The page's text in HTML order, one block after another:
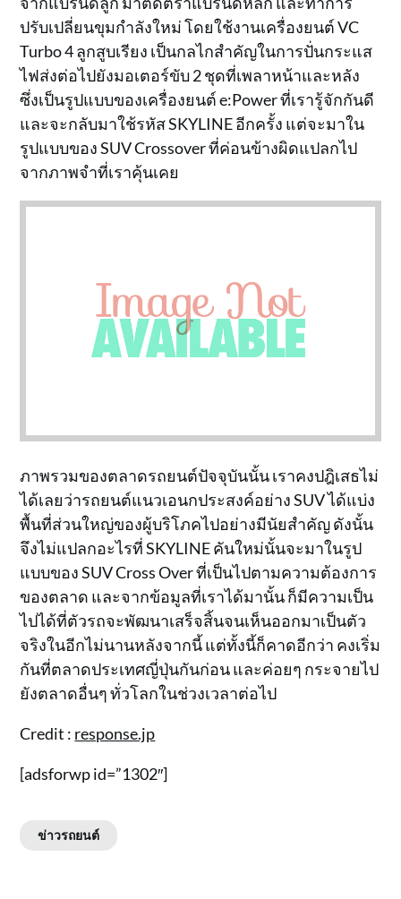
ปรับเปลี่ยนขุมกำลังใหม่ โดยใช้งานเครื่องยนต์ VC
Turbo 4 ลูกสูบเรียง เป็นกลไกสำคัญในการปั่นกระแส
ไฟส่งต่อไปยังมอเตอร์ขับ 2 ชุดที่เพลาหน้าและหลัง
ซึ่งเป็นรูปแบบของเครื่องยนต์ e:Power ที่เรารู้จักกันดี
และจะกลับมาใช้รหัส SKYLINE อีกครั้ง แต่จะมาใน
รูปแบบของ SUV Crossover ที่ค่อนข้างผิดแปลกไป
จากภาพจำที่เราคุ้นเคย
ภาพรวมของตลาดรถยนต์ปัจจุบันนั้น เราคงปฎิเสธไม่
ได้เลยว่ารถยนต์แนวเอนกประสงค์อย่าง SUV ได้แบ่ง
พื้นที่ส่วนใหญ่ของผู้บริโภคไปอย่างมีนัยสำคัญ ดังนั้น
จึงไม่แปลกอะไรที่ SKYLINE คันใหม่นั้นจะมาในรูป
แบบของ SUV Cross Over ที่เป็นไปตามความต้องการ
ของตลาด และจากข้อมูลที่เราได้มานั้น ก็มีความเป็น
ไปได้ที่ตัวรถจะพัฒนาเสร็จสิ้นจนเห็นออกมาเป็นตัว
จริงในอีกไม่นานหลังจากนี้ แต่ทั้งนี้ก็คาดอีกว่า คงเริ่ม
กันที่ตลาดประเทศญี่ปุ่นกันก่อน และค่อยๆ กระจายไป
ยังตลาดอื่นๆ ทั่วโลกในช่วงเวลาต่อไป
Credit : response.jp
[adsforwp id=”1302″]
ข่าวรถยนต์